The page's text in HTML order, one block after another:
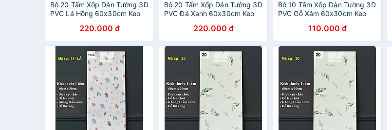
Bộ 20 Tấm Xốp Dán Tường 3D
PVC Lá Hồng 60x30cm Keo
Sang Trọng220.000 đ
Bộ 20 Tấm Xốp Dán Tường 3D
PVC Đá Xanh 60x30cm Keo
Sang Trọng220.000 đ
Bộ 10 Tấm Xốp Dán Tường 3D
PVC Gỗ Xám 60x30cm Keo
Sang Trọng110.000 đ